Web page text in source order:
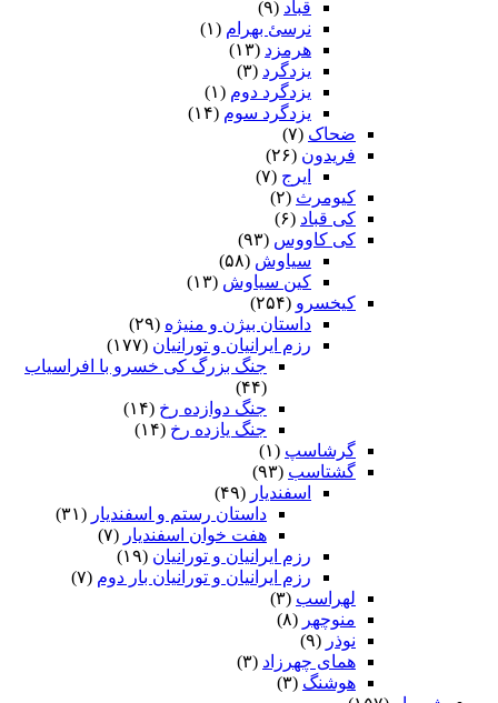
قباد (۹)
نرسئ بهرام‏ (۱)
هرمزد (۱۳)
یزدگرد (۳)
یزدگرد دوم (۱)
یزدگرد سوم (۱۴)
ضحاک (۷)
فریدون (۲۶)
ایرج (۷)
کیومرث (۲)
کی قباد (۶)
کی کاووس (۹۳)
سیاوش (۵۸)
کین سیاوش (۱۳)
کیخسرو (۲۵۴)
داستان بیژن و منیژه (۲۹)
رزم ایرانیان و تورانیان (۱۷۷)
جنگ بزرگ کی خسرو با افراسیاب
(۴۴)
جنگ دوازده رخ (۱۴)
جنگ یازده رخ (۱۴)
گرشاسپ (۱)
گشتاسب (۹۳)
اسفندیار (۴۹)
داستان رستم و اسفندیار (۳۱)
هفت خوان اسفندیار (۷)
رزم ایرانیان و تورانیان (۱۹)
رزم ایرانیان و تورانیان بار دوم (۷)
لهراسب (۳)
منوچهر (۸)
نوذر (۹)
هماى چهرزاد (۳)
هوشنگ (۳)